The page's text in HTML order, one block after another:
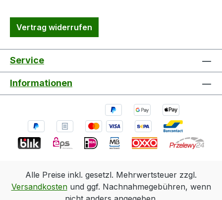
Vertrag widerrufen
Service
Informationen
Alle Preise inkl. gesetzl. Mehrwertsteuer zzgl.
Versandkostenund ggf. Nachnahmegebühren, wenn